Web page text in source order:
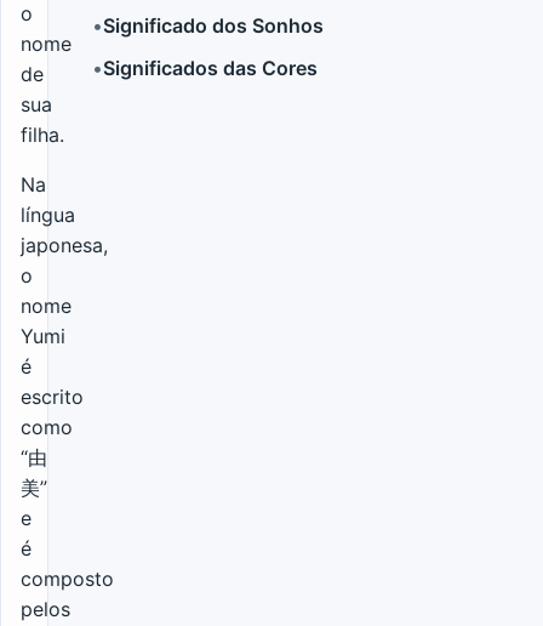
o
nome
de
sua
filha.
Na
língua
japonesa,
o
nome
Yumi
é
escrito
como
“由
美”
e
é
composto
pelos
•Significado dos Sonhos
•Significados das Cores